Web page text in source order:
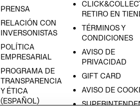
PRENSA
RELACIÓN CON
INVERSONISTAS
POLÍTICA
EMPRESARIAL
PROGRAMA DE
TRANSPARENCIA
Y ÉTICA
(ESPAÑOL)
RETIRO EN
TÉRMINOS Y
CONDICIONES
AVISO DE
PRIVACIDAD
GIFT CARD
AVISO DE